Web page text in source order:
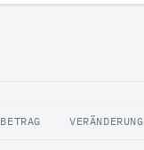
BETRAG VERÄNDERUNG